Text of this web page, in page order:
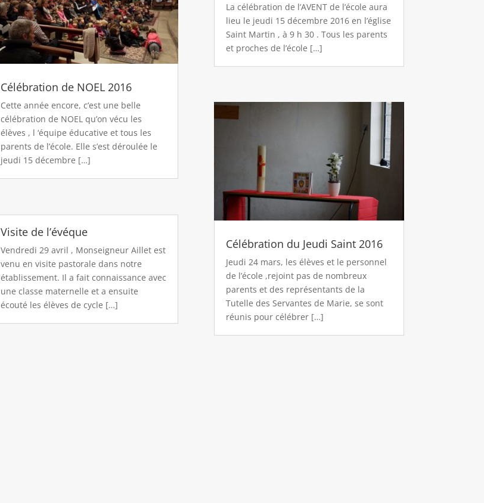
Célébration de NOEL 2016
Cette année encore, c’est une belle
célébration de NOEL qu’on vécu les
élèves , l ‘équipe éducative et tous les
parents de l’école. Elle s’est déroulée le
jeudi 15 décembre […]
Visite de l’évéque
Vendredi 29 avril , Monseigneur Aillet est
venu en visite pastorale dans notre
établissement. Il a fait connaissance avec
une classe maternelle et a ensuite
écouté les élèves de cycle […]
La célébration de l’AVENT de l’école aura
lieu le jeudi 15 décembre 2016 en l’église
Saint Martin , à 9 h 30 . Tous les parents
et proches de l’école […]
Célébration du Jeudi Saint 2016
Jeudi 24 mars, les élèves et le personnel
de l’école ,rejoint pas de nombreux
parents et des représentants de la
Tutelle des Servantes de Marie, se sont
réunis pour célébrer […]